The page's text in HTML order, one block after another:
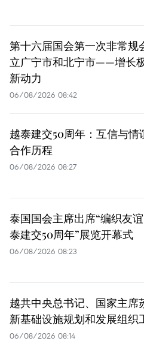
第十六届国会第一次非常规
立广宁市和北宁市——增长
新动力
06/08/2026 08:42
越泰建交50周年：互信与情
合作历程
06/08/2026 08:27
泰国国会主席出席“编织友
泰建交50周年”展览开幕式
06/08/2026 08:23
越共中央总书记、国家主席
新基础设施规划和发展组织
06/08/2026 08:14